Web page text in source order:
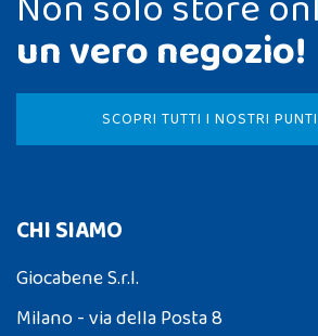
un vero negozio!
SCOPRI TUTTI I NOSTRI
CHI SIAMO
Giocabene S.r.l.
Milano - via della Posta 8